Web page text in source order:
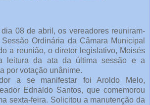
08 de abril, os vereadores reuniram-
Ordinária da Câmara Municipal
a reunião, o diretor legislativo, Moisés
leitura da ata da última sessão e a
por votação unânime.
a se manifestar foi Aroldo Melo,
Ednaldo Santos, que comemorou
sexta-feira. Solicitou a manutenção da